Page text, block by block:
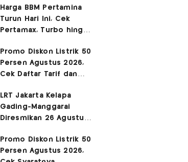
Harga BBM Pertamina
Turun Hari Ini, Cek
Pertamax, Turbo hingga
2026
Promo Diskon Listrik 50
Persen Agustus 2026,
Cek Daftar Tarif dan
LRT Jakarta Kelapa
Gading-Manggarai
Diresmikan 26 Agustus
Promo Diskon Listrik 50
Persen Agustus 2026,